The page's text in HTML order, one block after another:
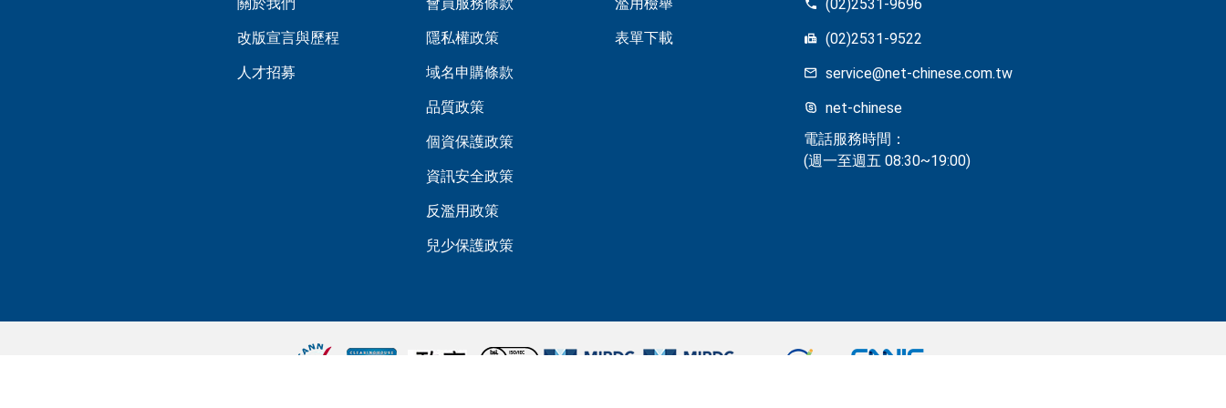
改版宣言與歷程
人才招募
隱私權政策
域名申購條款
品質政策
個資保護政策
資訊安全政策
反濫用政策
兒少保護政策
表單下載
(02)2531-9696
(02)2531-9522
service@net-chinese.com.tw
net-chinese
電話服務時間：
(週一至週五 08:30~19:00)